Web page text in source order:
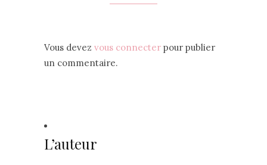
Vous devez vous connecter pour publier
un commentaire.
L’auteur